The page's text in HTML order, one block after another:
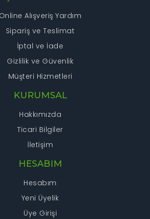
Online Alışveriş Yardım
Sipariş ve Teslimat
İptal ve İade
Gizlilik ve Güvenlik
Müşteri Hizmetleri
KURUMSAL
Hakkımızda
Ticari Bilgiler
İletişim
HESABIM
Hesabım
Yeni Üyelik
Üye Girişi